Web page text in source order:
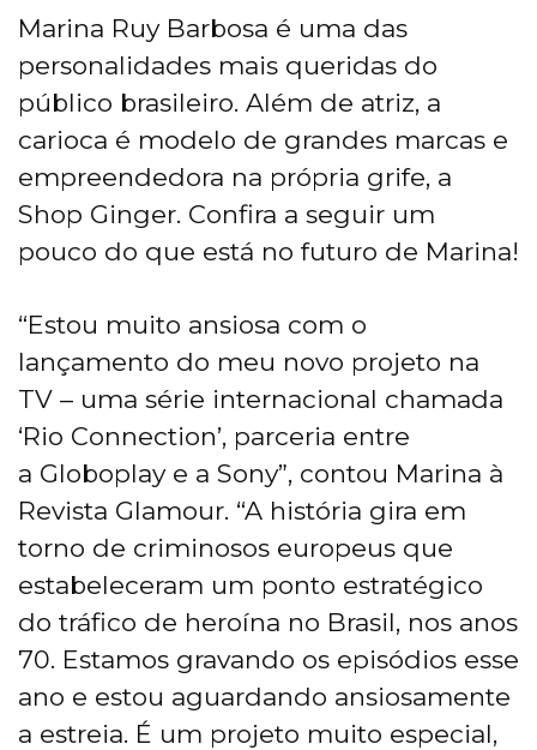
Marina Ruy Barbosa é uma das
personalidades mais queridas do
público brasileiro. Além de atriz, a
carioca é modelo de grandes marcas e
empreendedora na própria grife, a
Shop Ginger. Confira a seguir um
pouco do que está no futuro de Marina!
“Estou muito ansiosa com o
lançamento do meu novo projeto na
TV – uma série internacional chamada
‘Rio Connection’, parceria entre
a Globoplay e a Sony”, contou Marina à
Revista Glamour. “A história gira em
torno de criminosos europeus que
estabeleceram um ponto estratégico
do tráfico de heroína no Brasil, nos anos
70. Estamos gravando os episódios esse
ano e estou aguardando ansiosamente
a estreia. É um projeto muito especial,